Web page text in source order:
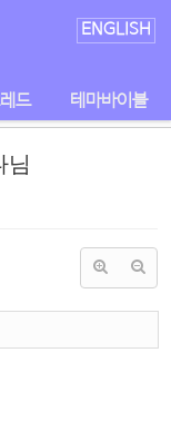
ENGLISH
드 테마바이블
님